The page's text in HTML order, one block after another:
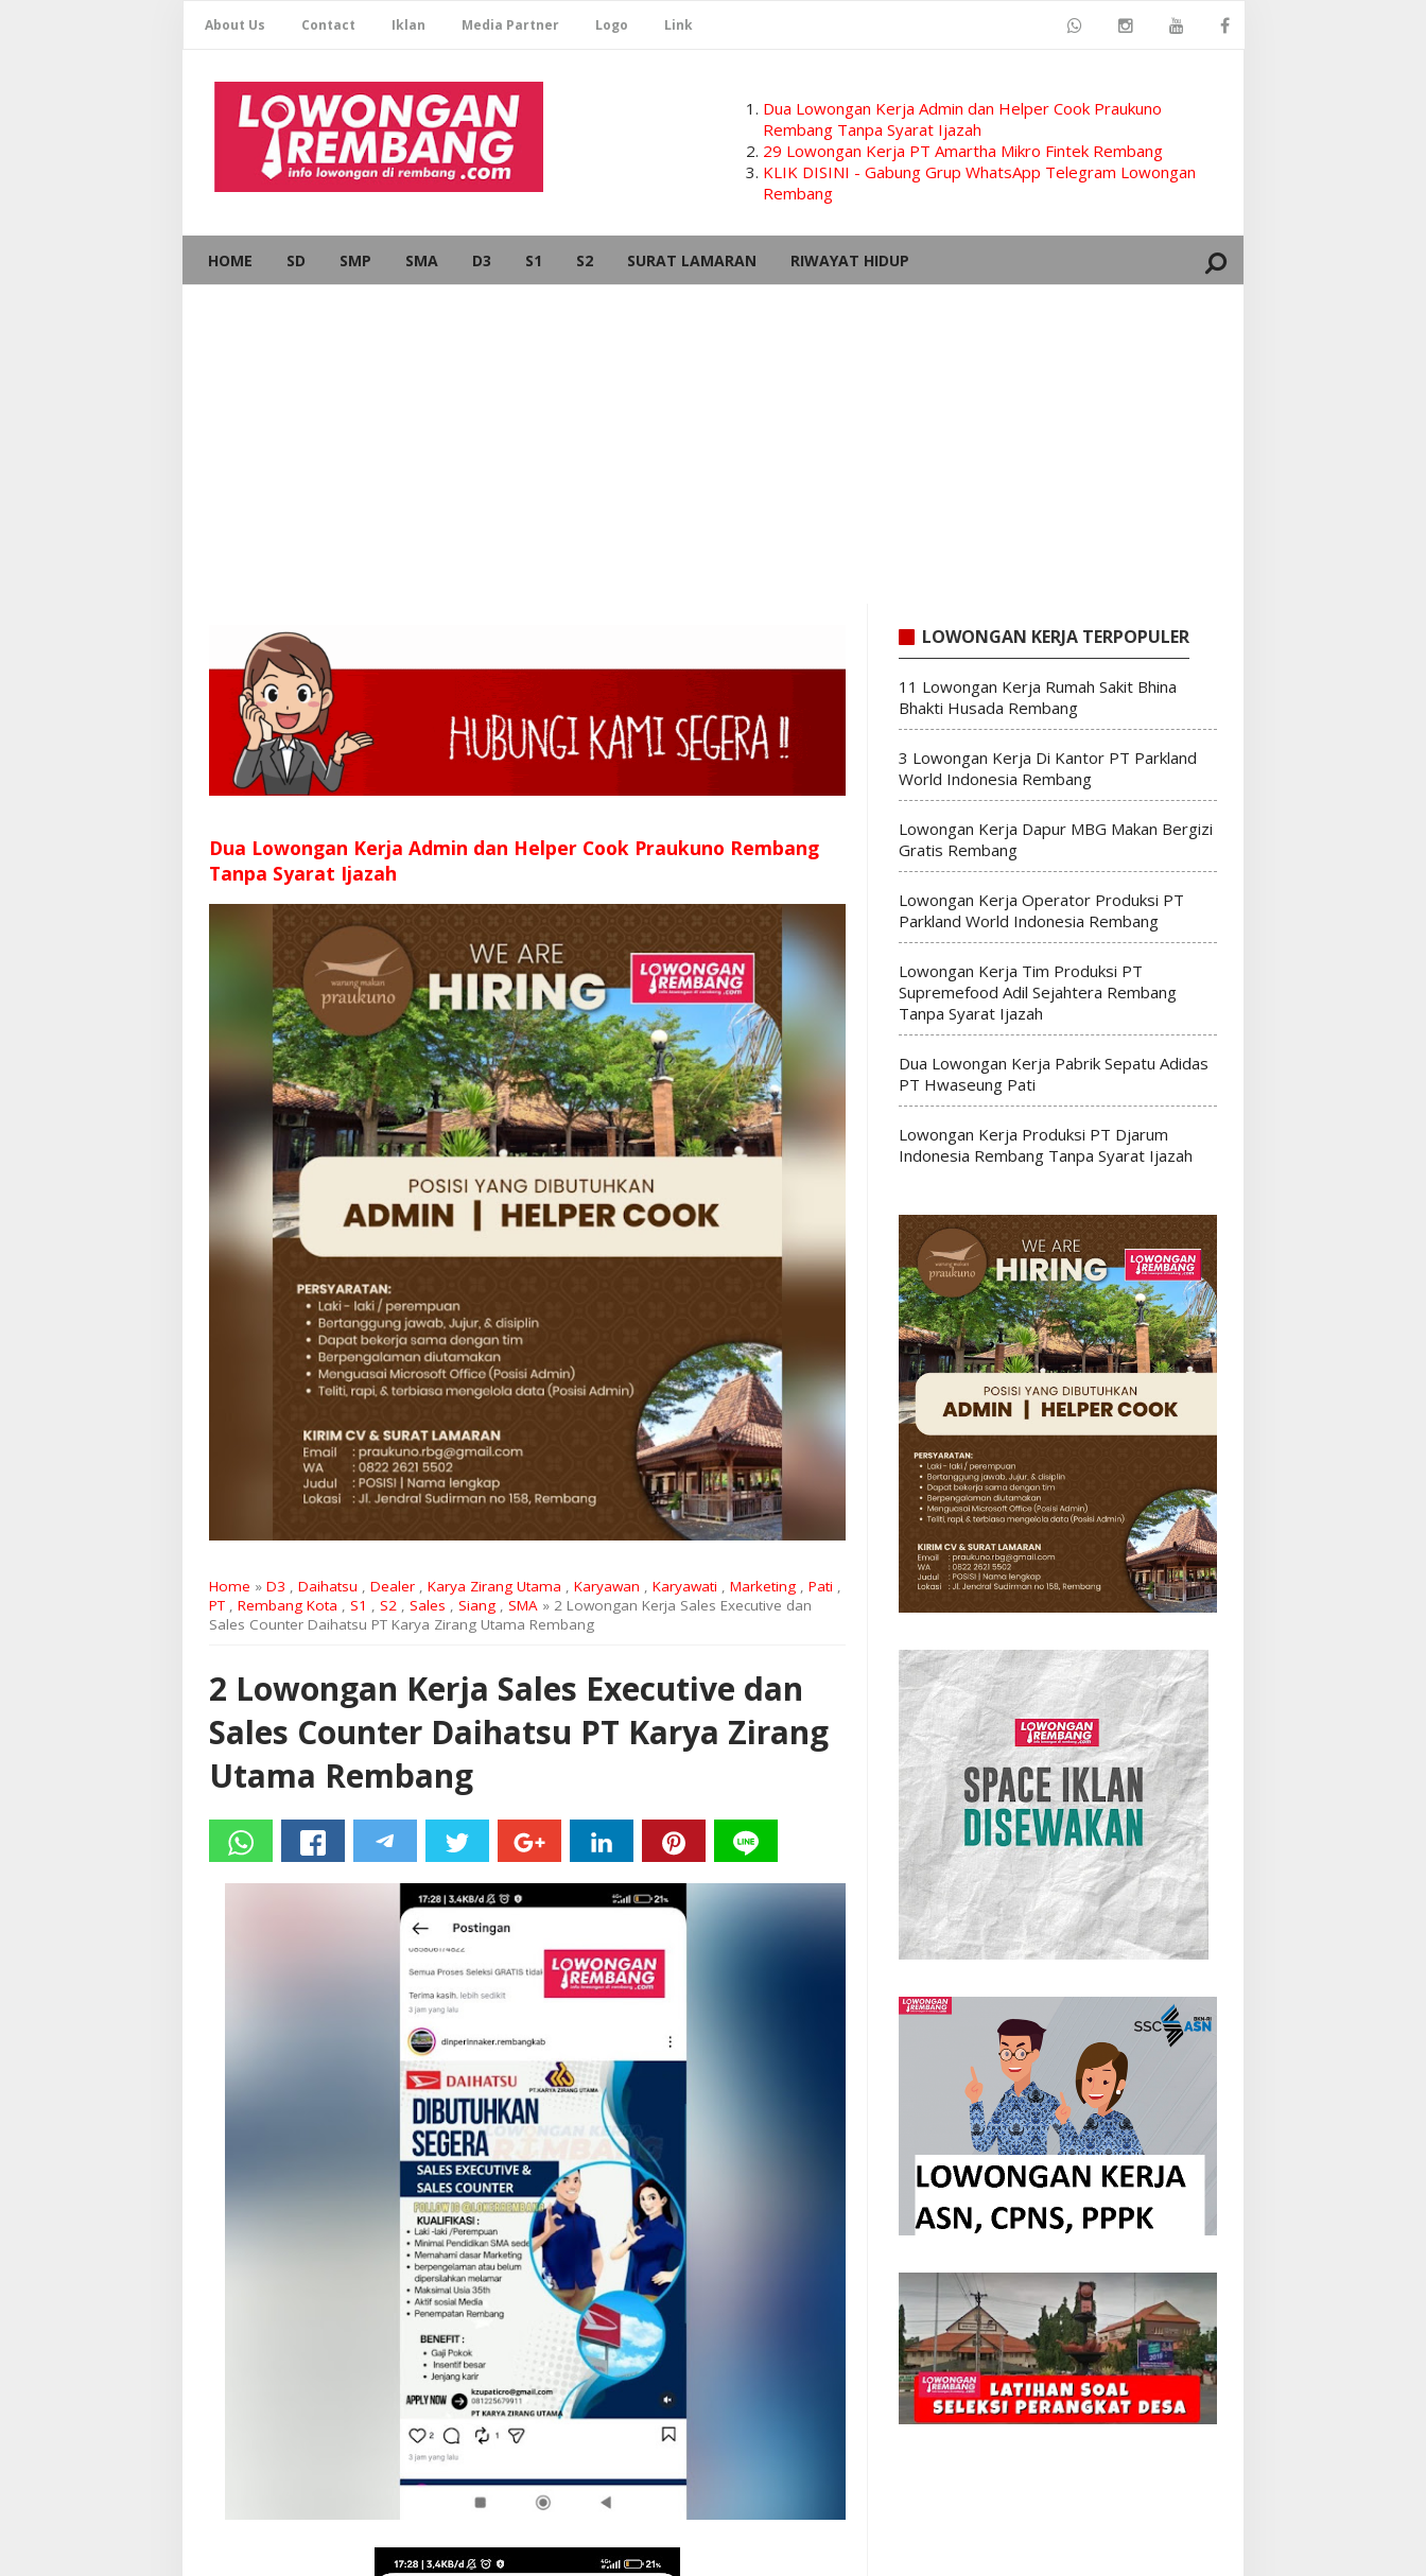
About Us Contact Iklan Media Partner Logo Link
Dua Lowongan Kerja Admin dan Helper Cook Praukuno
Rembang Tanpa Syarat Ijazah
29 Lowongan Kerja PT Amartha Mikro Fintek Rembang
KLIK DISINI - Gabung Grup WhatsApp Telegram Lowongan
Rembang
HOME SD SMP SMA D3 S1 S2 SURAT LAMARAN RIWAYAT HIDUP
Dua Lowongan Kerja Admin dan Helper Cook Praukuno Rembang
Tanpa Syarat Ijazah
Home » D3 , Daihatsu , Dealer , Karya Zirang Utama , Karyawan , Karyawati , Marketing , Pati ,
PT , Rembang Kota , S1 , S2 , Sales , Siang , SMA » 2 Lowongan Kerja Sales Executive dan
Sales Counter Daihatsu PT Karya Zirang Utama Rembang
2 Lowongan Kerja Sales Executive dan
Sales Counter Daihatsu PT Karya Zirang
Utama Rembang
LOWONGAN KERJA TERPOPULER
11 Lowongan Kerja Rumah Sakit Bhina
Bhakti Husada Rembang
3 Lowongan Kerja Di Kantor PT Parkland
World Indonesia Rembang
Lowongan Kerja Dapur MBG Makan Bergizi
Gratis Rembang
Lowongan Kerja Operator Produksi PT
Parkland World Indonesia Rembang
Lowongan Kerja Tim Produksi PT
Supremefood Adil Sejahtera Rembang
Tanpa Syarat Ijazah
Dua Lowongan Kerja Pabrik Sepatu Adidas
PT Hwaseung Pati
Lowongan Kerja Produksi PT Djarum
Indonesia Rembang Tanpa Syarat Ijazah